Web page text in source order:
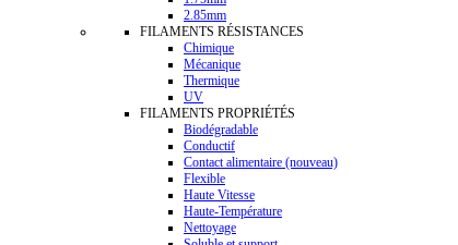
2.85mm
FILAMENTS RÉSISTANCES
Chimique
Mécanique
Thermique
UV
FILAMENTS PROPRIÉTÉS
Biodégradable
Conductif
Contact alimentaire (nouveau)
Flexible
Haute Vitesse
Haute-Température
Nettoyage